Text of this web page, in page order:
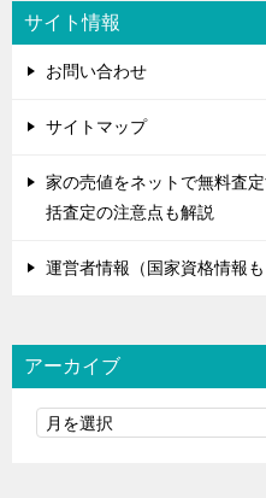
サイト情報
お問い合わせ
サイトマップ
家の売値をネットで無料査
括査定の注意点も解説
運営者情報（国家資格情報も
アーカイブ